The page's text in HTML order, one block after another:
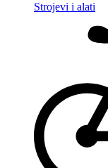
Strojevi i alati